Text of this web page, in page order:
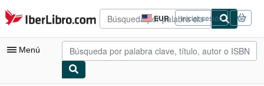
Pasar al contenido principal
IberLibro.com EUR
Preferencias
de
compra
del
Iniciar sesión
Menú